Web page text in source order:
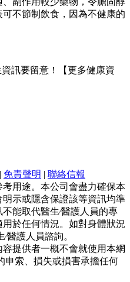
不節制飲食，因為不健康的
訊要留意！【更多健康資
| 免責聲明 | 聯絡信報
用途。本公司會盡力確保本
示或隱含保證該等資訊均準
能取代醫生∕醫護人員的專
於任何情況。如對身體狀況
醫護人員諮詢。
提供者一概不會就使用本網
申索、損失或損害承擔任何